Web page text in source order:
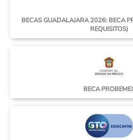
BECAS GUADALAJARA 2026: BECA
REQUISITOS)
BECA